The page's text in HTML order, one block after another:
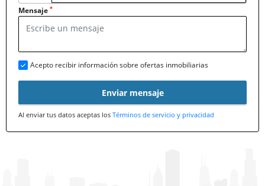
Mensaje *
Acepto recibir información sobre ofertas inmobiliarias
Enviar mensaje
Al enviar tus datos aceptas los Términos de servicio y privacidad